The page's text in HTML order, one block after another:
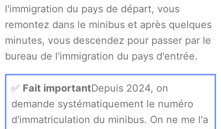
l'immigration du pays de départ, vous
remontez dans le minibus et après quelques
minutes, vous descendez pour passer par le
bureau de l'immigration du pays d'entrée.
✅ Fait importantDepuis 2024, on
demande systématiquement le numéro
d'immatriculation du minibus. On ne me l'a